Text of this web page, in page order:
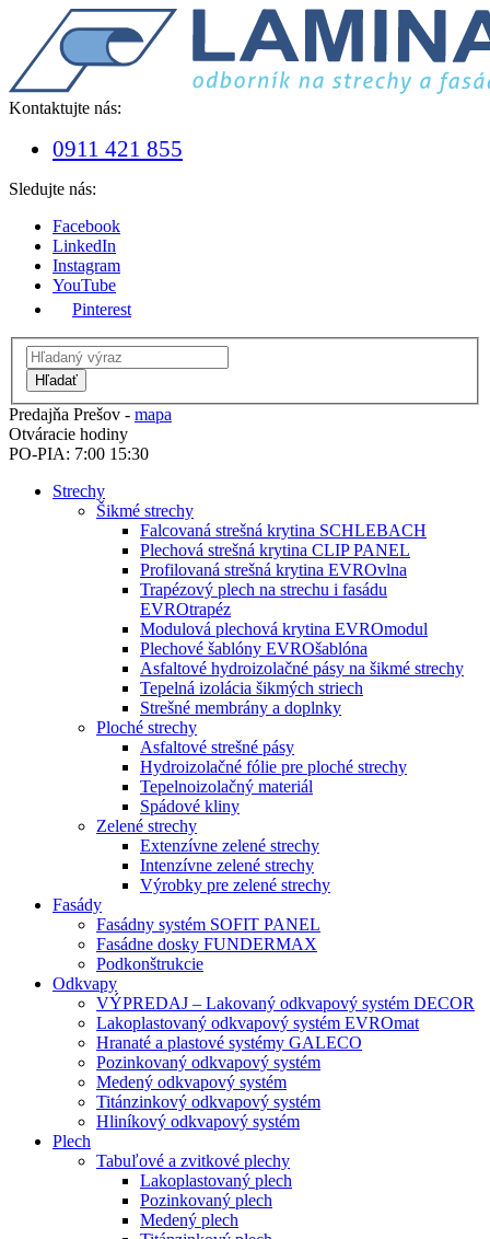
Kontaktujte nás:
0911 421 855
Sledujte nás:
Facebook
LinkedIn
Instagram
YouTube
Pinterest
Hľadať
Predajňa Prešov - mapa
Otváracie hodiny
PO-PIA: 7:00 15:30
Strechy
Šikmé strechy
Falcovaná strešná krytina SCHLEBACH
Plechová strešná krytina CLIP PANEL
Profilovaná strešná krytina EVROvlna
Trapézový plech na strechu i fasádu
EVROtrapéz
Modulová plechová krytina EVROmodul
Plechové šablóny EVROšablóna
Asfaltové hydroizolačné pásy na šikmé strechy
Tepelná izolácia šikmých striech
Strešné membrány a doplnky
Ploché strechy
Asfaltové strešné pásy
Hydroizolačné fólie pre ploché strechy
Tepelnoizolačný materiál
Spádové kliny
Zelené strechy
Extenzívne zelené strechy
Intenzívne zelené strechy
Výrobky pre zelené strechy
Fasády
Fasádny systém SOFIT PANEL
Fasádne dosky FUNDERMAX
Podkonštrukcie
Odkvapy
VÝPREDAJ – Lakovaný odkvapový systém DECOR
Lakoplastovaný odkvapový systém EVROmat
Hranaté a plastové systémy GALECO
Pozinkovaný odkvapový systém
Medený odkvapový systém
Titánzinkový odkvapový systém
Hliníkový odkvapový systém
Plech
Tabuľové a zvitkové plechy
Lakoplastovaný plech
Pozinkovaný plech
Medený plech